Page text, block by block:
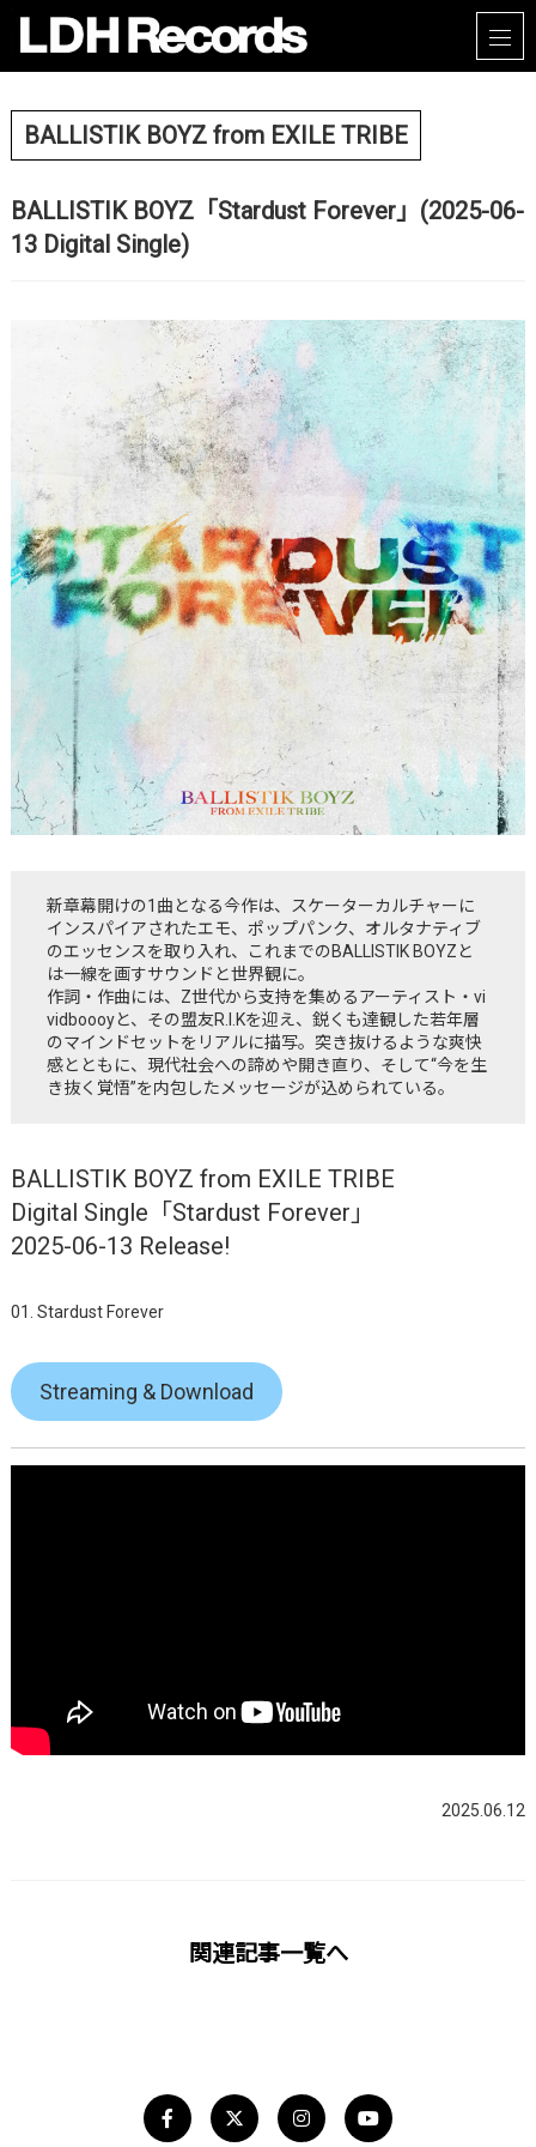
BALLISTIK BOYZ from EXILE TRIBE
BALLISTIK BOYZ「Stardust Forever」(2025-06-
13 Digital Single)
新章幕開けの1曲となる今作は、スケーターカルチャーに
インスパイアされたエモ、ポップパンク、オルタナティブ
のエッセンスを取り入れ、これまでのBALLISTIK BOYZと
は一線を画すサウンドと世界観に。
作詞・作曲には、Z世代から支持を集めるアーティスト・vi
vidboooyと、その盟友R.I.Kを迎え、鋭くも達観した若年層
のマインドセットをリアルに描写。突き抜けるような爽快
感とともに、現代社会への諦めや開き直り、そして“今を生
き抜く覚悟”を内包したメッセージが込められている。
BALLISTIK BOYZ from EXILE TRIBE
Digital Single「Stardust Forever」
2025-06-13 Release!
01. Stardust Forever
Streaming & Download
2025.06.12
関連記事一覧へ